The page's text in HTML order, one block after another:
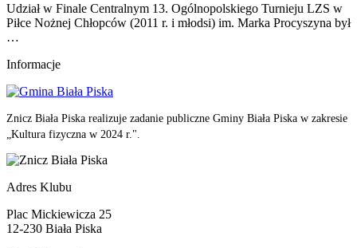
Udział w Finale Centralnym 13. Ogólnopolskiego Turnieju LZS w
Piłce Nożnej Chłopców (2011 r. i młodsi) im. Marka Procyszyna był
…
Informacje
Znicz Biała Piska realizuje zadanie publiczne Gminy Biała Piska w zakresie
„Kultura fizyczna w 2024 r.".
Adres Klubu
Plac Mickiewicza 25
12-230 Biała Piska